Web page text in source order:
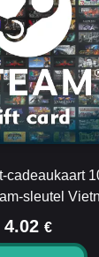
cadeaukaart
sleutel
4.02 €